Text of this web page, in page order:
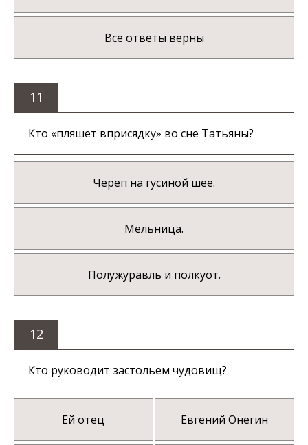
Все ответы верны
11
Кто «пляшет вприсядку» во сне Татьяны?
Череп на гусиной шее.
Мельница.
Полужуравль и полкуот.
12
Кто руководит застольем чудовищ?
Ей отец Евгений Онегин